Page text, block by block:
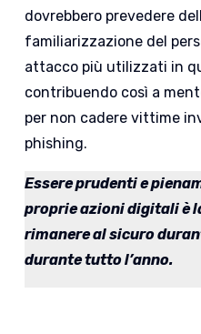
dovrebbero prevedere
familiarizzazione del
attacco più utilizzati in
contribuendo così a
per non cadere vittime
phishing.
Essere prudenti e
proprie azioni digitali è
rimanere al sicuro
durante tutto l’anno.